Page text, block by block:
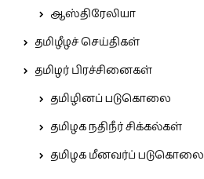
ஆஸ்திரேலியா
தமிழீழச் செய்திகள்
தமிழர் பிரச்சினைகள்
தமிழினப் படுகொலை
தமிழக நதிநீர் சிக்கல்கள்
தமிழக மீனவர்ப் படுகொலை